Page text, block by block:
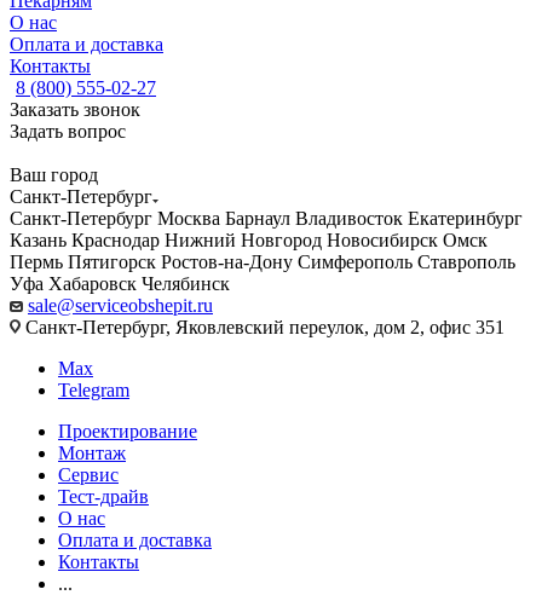
О нас
Оплата и доставка
Контакты
8 (800) 555-02-27
Заказать звонок
Задать вопрос
Ваш город
Санкт-Петербург
Санкт-Петербург Москва Барнаул Владивосток Екатеринбург
Казань Краснодар Нижний Новгород Новосибирск Омск
Пермь Пятигорск Ростов-на-Дону Симферополь Ставрополь
Уфа Хабаровск Челябинск
sale@serviceobshepit.ru
Санкт-Петербург, Яковлевский переулок, дом 2, офис 351
Max
Telegram
Проектирование
Монтаж
Сервис
Тест-драйв
О нас
Оплата и доставка
Контакты
...